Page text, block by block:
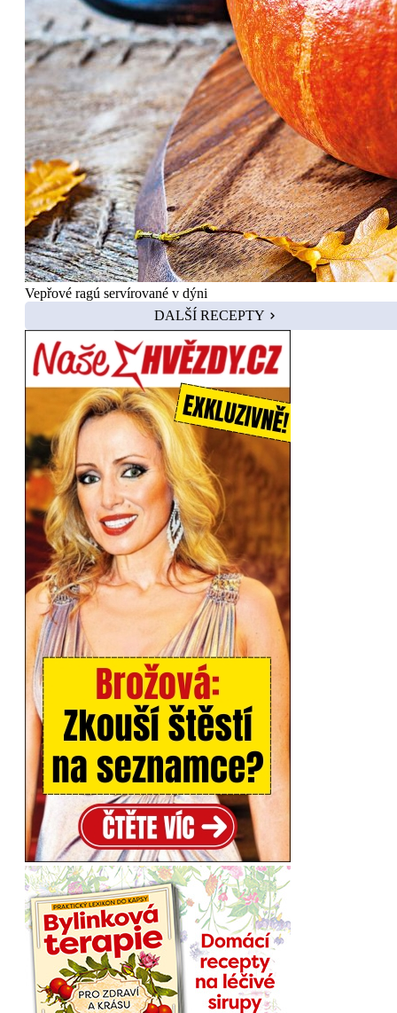
Vepřové ragú servírované v dýni
DALŠÍ RECEPTY